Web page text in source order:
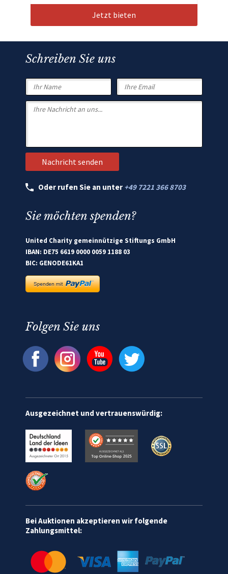
Jetzt bieten
Schreiben Sie uns
Oder rufen Sie an unter +49 7221 366 8703
Sie möchten spenden?
United Charity gemeinnützige Stiftungs GmbH
IBAN: DE75 6619 0000 0059 1188 03
BIC: GENODE61KA1
Folgen Sie uns
Ausgezeichnet und vertrauenswürdig:
Bei Auktionen akzeptieren wir folgende
Zahlungsmittel: